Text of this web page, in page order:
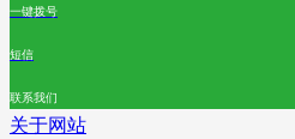
一键拨号
短信
联系我们
关于网站